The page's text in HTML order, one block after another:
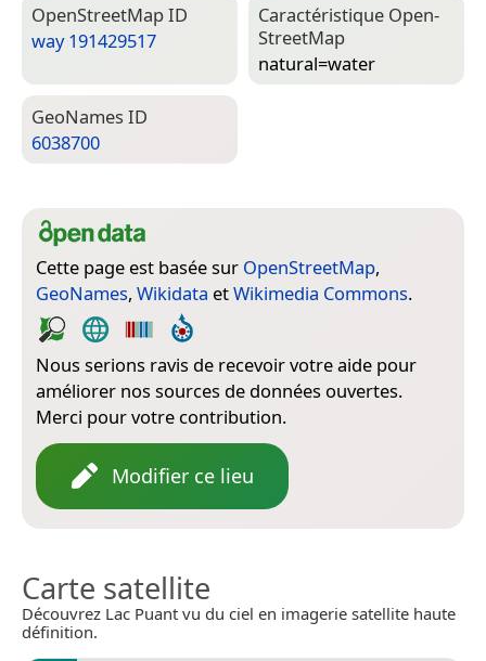
Open­Street­Map ID
way 191429517
Caractéristique Open­
Street­Map
natural=­water
Geo­Names ID
6038700
Cette page est basée sur OpenStreetMap,
GeoNames, Wikidata etWikimedia Commons.
Nous serions ravis de recevoir votre aide pour
améliorer nos sources de données ouvertes.
Merci pour votre contribution.
Modifier ce lieu
Carte satellite
Découvrez Lac Puant vu du ciel en imagerie satellite haute
définition.